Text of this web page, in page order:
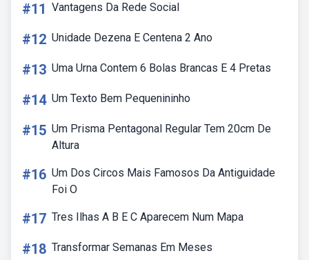
#11 Vantagens Da Rede Social
#12 Unidade Dezena E Centena 2 Ano
#13 Uma Urna Contem 6 Bolas Brancas E 4 Pretas
#14 Um Texto Bem Pequenininho
#15 Um Prisma Pentagonal Regular Tem 20cm De
Altura
#16 Um Dos Circos Mais Famosos Da Antiguidade
Foi O
#17 Tres Ilhas A B E C Aparecem Num Mapa
#18 Transformar Semanas Em Meses